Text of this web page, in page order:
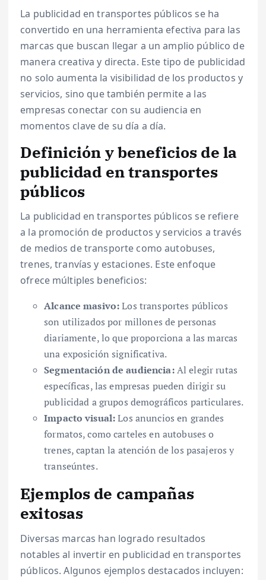
La publicidad en transportes públicos se ha
convertido en una herramienta efectiva para las
marcas que buscan llegar a un amplio público de
manera creativa y directa. Este tipo de publicidad
no solo aumenta la visibilidad de los productos y
servicios, sino que también permite a las
empresas conectar con su audiencia en
momentos clave de su día a día.
Definición y beneficios de la
publicidad en transportes
públicos
La publicidad en transportes públicos se refiere
a la promoción de productos y servicios a través
de medios de transporte como autobuses,
trenes, tranvías y estaciones. Este enfoque
ofrece múltiples beneficios:
Alcance masivo:Los transportes públicos
son utilizados por millones de personas
diariamente, lo que proporciona a las marcas
una exposición significativa.
Segmentación de audiencia:Al elegir rutas
específicas, las empresas pueden dirigir su
publicidad a grupos demográficos particulares.
Impacto visual:Los anuncios en grandes
formatos, como carteles en autobuses o
trenes, captan la atención de los pasajeros y
transeúntes.
Ejemplos de campañas
exitosas
Diversas marcas han logrado resultados
notables al invertir en publicidad en transportes
públicos. Algunos ejemplos destacados incluyen: